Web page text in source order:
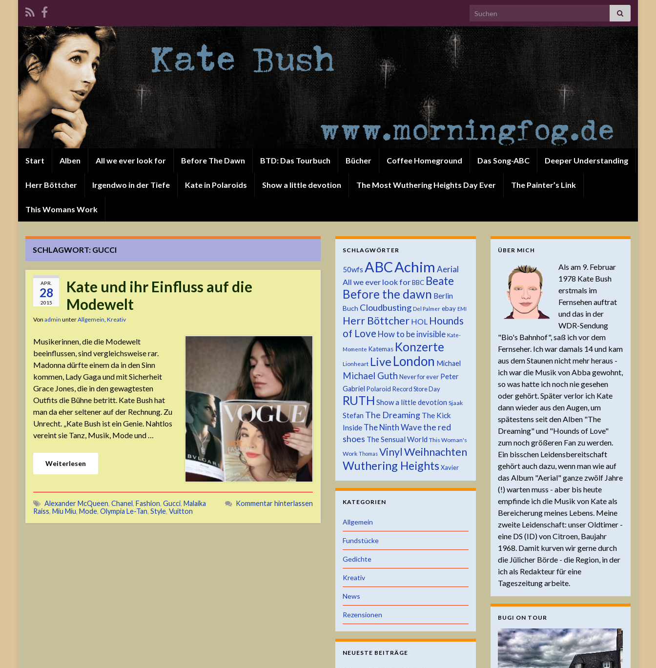
Search for:
Start Alben All we ever look for Before The Dawn BTD: Das Tourbuch Bücher Coffee Homeground Das Song-ABC Deeper Understanding
Herr Böttcher Irgendwo in der Tiefe Kate in Polaroids Show a little devotion The Most Wuthering Heights Day Ever The Painter’s Link
This Womans Work
SCHLAGWORT: GUCCI
APR.
28
2015
Kate und ihr Einfluss auf die
Modewelt
Von admin unterAllgemein, Kreativ
Musikerinnen, die die Modewelt
beeinflussen, sind vergleichsweise rar.
Madonna dürfte einem da in den Sinn
kommen, Lady Gaga und mit Sicherheit
Grace Jones, die in den gewagtesten
Outfits die Bühne betritt. Kate Bush hat
man da eher seltener auf der Rechnung. Zu
Unrecht. „Kate Bush ist ein Genie. Nahtlos
vereint sie Tanz, Musik, Mode und …
Weiterlesen
Alexander McQueen, Chanel, Fashion, Gucci, Malaika
Raiss, Miu Miu, Mode, Olympia Le-Tan, Style, Vuitton
Kommentar hinterlassen
SCHLAGWÖRTER
50wfs ABCAchim Aerial
All we ever look forBBC Beate
Before the dawn Berlin
Buch Cloudbusting Del Palmer ebay EMI
Herr Böttcher HOL Hounds
of Love How to be invisible Kate-
Momente Katemas Konzerte
Lionheart Live London Michael
Michael Guth Never for ever Peter
Gabriel Polaroid Record Store Day
RUTH Show a little devotion Sjaak
Stefan The Dreaming The Kick
Inside The Ninth Wavethe red
shoes The Sensual World This Woman's
Work Thomas VinylWeihnachten
Wuthering Heights Xavier
KATEGORIEN
Allgemein
Fundstücke
Gedichte
Kreativ
News
Rezensionen
NEUESTE BEITRÄGE
ÜBER MICH
Als am 9. Februar
1978 Kate Bush
erstmals im
Fernsehen auftrat
und das in der
WDR-Sendung
"Bio's Bahnhof", saß ich vor dem
Fernseher. Ich war damals 14 und kam
aus dem Staunen nicht mehr heraus -
ich war die Musik von Abba gewohnt,
so was hatte ich noch nie gesehen
oder gehört. Später verlor ich Kate
dann wieder aus den Augen, um
spätestens seit den Alben "The
Dreaming" und "Hounds of Love"
zum noch größeren Fan zu werden.
Ein bisschen Leidensbereitschaft
gehört auch dazu, wenn man wie auf
das Album "Aerial" ganze zwölf Jahre
(!) warten muss - aber bis heute
empfinde ich die Musik von Kate als
Bereicherung meines Lebens. Meine
zweite Leidenschaft: unser Oldtimer -
eine DS (ID) von Citroen, Baujahr
1968. Damit kurven wir gerne durch
die Jülicher Börde - die Region, in der
ich als Redakteur für eine
Tageszeitung arbeite.
BUGI ON TOUR